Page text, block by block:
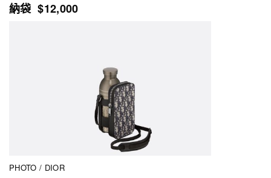
納袋 $12,000
PHOTO / DIOR